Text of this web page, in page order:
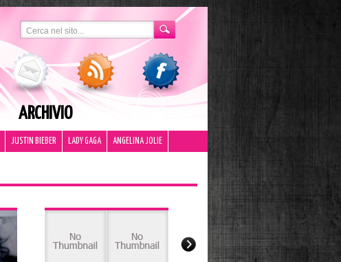
ARCHIVIO
JUSTIN BIEBER LADY GAGA ANGELINA JOLIE